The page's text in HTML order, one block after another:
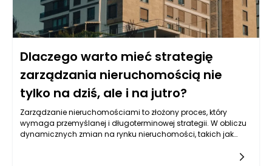
Dlaczego warto mieć strategię
zarządzania nieruchomością nie
tylko na dziś, ale i na jutro?
Zarządzanie nieruchomościami to złożony proces, który
wymaga przemyślanej i długoterminowej strategii. W obliczu
dynamicznych zmian na rynku nieruchomości, takich jak